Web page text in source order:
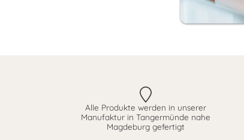
Alle Produkte werden in unserer
Manufaktur in Tangermünde nahe
Magdeburg gefertigt